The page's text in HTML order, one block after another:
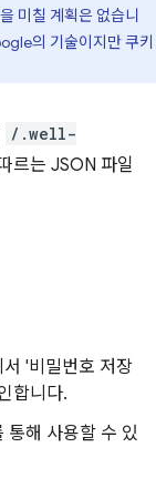
미칠 계획은 없습니
의 기술이지만 쿠키
/.well-
르는 JSON 파일
서 '비밀번호 저장
합니다.
통해 사용할 수 있